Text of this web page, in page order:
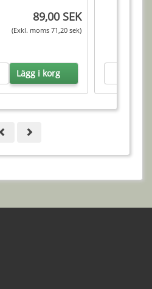
89,00 SEK
(Exkl. moms 71,20 sek)
Lägg i korg